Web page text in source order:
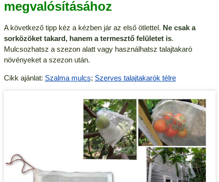
megvalósításához
A következő tipp kéz a kézben jár az első ötlettel. Ne csak a
sorközöket takard, hanem a termesztő felületet is.
Mulcsozhatsz a szezon alatt vagy használhatsz talajtakaró
növényeket a szezon után.
Cikk ajánlat: Szalma mulcs; Szerves talajtakarók télre